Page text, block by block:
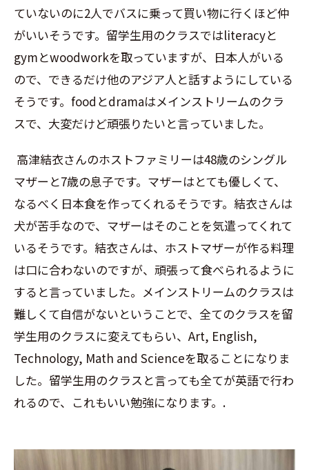
ていないのに2人でバスに乗って買い物に行くほど仲
がいいそうです。留学生用のクラスではliteracyと
gymとwoodworkを取っていますが、日本人がいる
ので、できるだけ他のアジア人と話すようにしている
そうです。 food とdramaはメインストリームのクラ
スで、大変だけど頑張りたいと言っていました。
高津結衣さんのホストファミリーは48歳のシングル
マザーと7歳の息子です。マザーはとても優しくて、
なるべく日本食を作ってくれるそうです。結衣さんは
犬が苦手なので、マザーはそのことを気遣ってくれて
いるそうです。結衣さんは、ホストマザーが作る料理
は口に合わないのですが、頑張って食べられるように
すると言っていました。メインストリームのクラスは
難しくて自信がないということで、全てのクラスを留
学生用のクラスに変えてもらい、 Art, English,
Technology, Math and Scienceを取ることになりま
した。留学生用のクラスと言っても全てが英語で行わ
れるので、これもいい勉強になります。 .